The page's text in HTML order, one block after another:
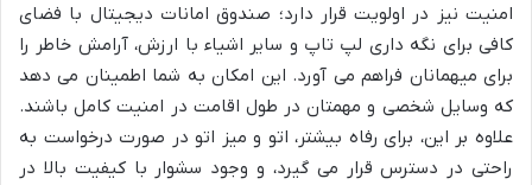
امنیت نیز در اولویت قرار دارد؛ صندوق امانات دیجیتال با فضای
کافی برای نگه داری لپ تاپ و سایر اشیاء با ارزش، آرامش خاطر را
برای میهمانان فراهم می آورد. این امکان به شما اطمینان می دهد
که وسایل شخصی و مهمتان در طول اقامت در امنیت کامل باشند.
علاوه بر این، برای رفاه بیشتر، اتو و میز اتو در صورت درخواست به
راحتی در دسترس قرار می گیرد، و وجود سشوار با کیفیت بالا در